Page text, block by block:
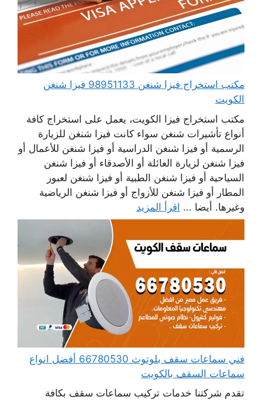
مكتب استخراج فيزا شنغن 98951133 فيزا شنغن
الكويت
مكتب استخراج فيزا الكويت، يعمل على استخراج كافة
أنواع تأشيرات شنغن سواء كانت فيزا شنغن للزيارة
الرسمية أو فيزا شنغن الدراسية أو فيزا شنغن للأعمال أو
فيزا شنغن لزيارة العائلة أو الأصدقاء أو فيزا شنغن
السياحية أو فيزا شنغن الطبية أو فيزا شنغن لعبور
المطار أو فيزا شنغن للأزواج أو فيزا شنغن الرياضية
وغيرها. أيضا ... اقرأ المزيد
فني سماعات سقف بلوتوث 66780530 أفضل انواع
سماعات السقف بالكويت
تقدم شركتنا خدمات تركيب سماعات سقف بكافة